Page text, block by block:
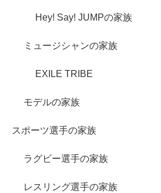
Hey! Say! JUMPの家族
ミュージシャンの家族
EXILE TRIBE
モデルの家族
スポーツ選手の家族
ラグビー選手の家族
レスリング選手の家族